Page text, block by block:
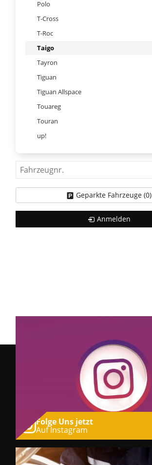
Polo
T-Cross
T-Roc
Taigo
Tayron
Tiguan
Tiguan Allspace
Touareg
Touran
up!
Fahrzeugnr.
Geparkte Fahrzeuge (0)
Anmelden
Folge Uns jetzt
Auf Instagram